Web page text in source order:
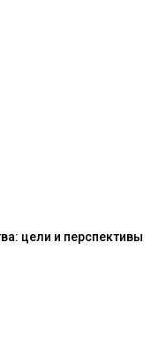
цели и перспективы